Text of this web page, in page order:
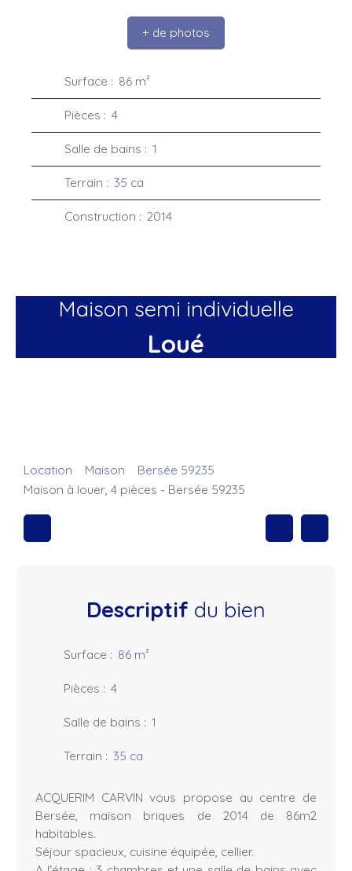
+ de photos
Surface : 86 m²
Pièces : 4
Salle de bains : 1
Terrain : 35 ca
Construction : 2014
Maison semi individuelle
Loué
Location Maison
Bersée 59235
Maison à louer, 4 pièces - Bersée 59235
Descriptif du bien
Surface : 86 m²
Pièces : 4
Salle de bains : 1
Terrain : 35 ca
ACQUERIM CARVIN vous propose au centre de
Bersée, maison briques de 2014 de 86m2
habitables.
Séjour spacieux, cuisine équipée, cellier.